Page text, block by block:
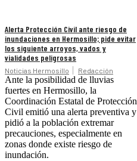
Alerta Protección Civil ante riesgo de
inundaciones en Hermosillo; pide evitar
los siguiente arroyos, vados y
vialidades peligrosas
Noticias Hermosillo Redacción
Ante la posibilidad de lluvias
fuertes en Hermosillo, la
Coordinación Estatal de Protección
Civil emitió una alerta preventiva y
pidió a la población extremar
precauciones, especialmente en
zonas donde existe riesgo de
inundación.